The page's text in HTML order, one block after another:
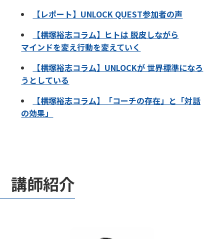
【レポート】UNLOCK QUEST参加者の声
【横塚裕志コラム】ヒトは 脱皮しながら
マインドを変え行動を変えていく
【横塚裕志コラム】UNLOCKが 世界標準になろ
うとしている
【横塚裕志コラム】「コーチの存在」と「対話
の効果」
講師紹介